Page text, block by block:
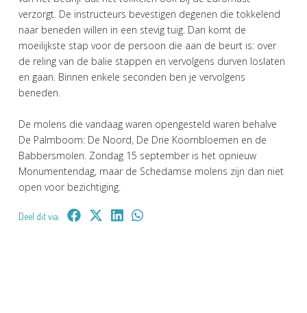
verzorgt. De instructeurs bevestigen degenen die tokkelend
naar beneden willen in een stevig tuig. Dan komt de
moeilijkste stap voor de persoon die aan de beurt is: over
de reling van de balie stappen en vervolgens durven loslaten
en gaan. Binnen enkele seconden ben je vervolgens
beneden.
De molens die vandaag waren opengesteld waren behalve
De Palmboom: De Noord, De Drie Koornbloemen en de
Babbersmolen. Zondag 15 september is het opnieuw
Monumentendag, maar de Schedamse molens zijn dan niet
open voor bezichtiging.
Deel dit via: